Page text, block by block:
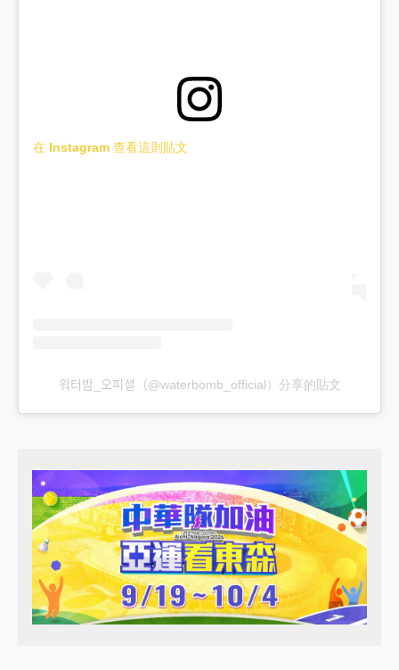
在 Instagram 查看這則貼文
워터밤_오피셜（@waterbomb_official）分享的貼文